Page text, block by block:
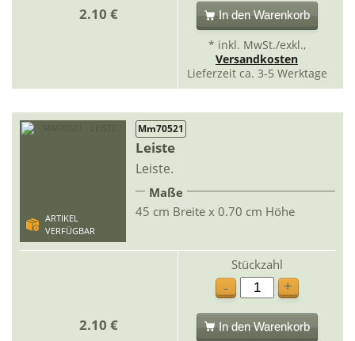
2.10 € In den Warenkorb
* inkl. MwSt./exkl.,
Versandkosten
Lieferzeit ca. 3-5 Werktage
ARTIKEL
VERFÜGBAR
Mm70521
Leiste
Leiste.
Maße
45 cm Breite x 0.70 cm Höhe
2.10 €
Stückzahl
-
+
In den Warenkorb